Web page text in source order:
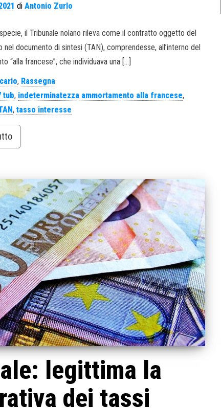
diAntonio Zurlo
il Tribunale nolano rileva come il contratto oggetto del
documento di sintesi (TAN), comprendesse, all’interno del
“alla francese”, che individuava una […]
, Rassegna
tub, indeterminatezza ammortamento alla francese,
,tasso interesse
legittima la
dei tassi